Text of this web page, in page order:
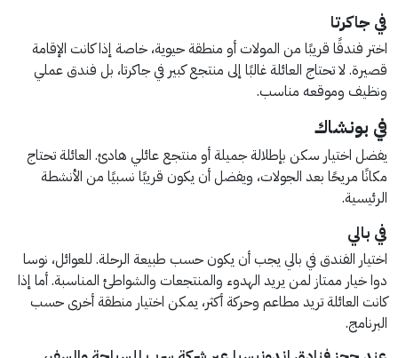
في جاكرتا
اختر فندقًا قريبًا من المولات أو منطقة حيوية، خاصة إذا كانت الإقامة
قصيرة. لا تحتاج العائلة غالبًا إلى منتجع كبير في جاكرتا، بل فندق عملي
ونظيف وموقعه مناسب.
في بونشاك
يفضل اختيار سكن بإطلالة جميلة أو منتجع عائلي هادئ. العائلة تحتاج
مكانًا مريحًا بعد الجولات، ويفضل أن يكون قريبًا نسبيًا من الأنشطة
الرئيسية.
في بالي
اختيار الفندق في بالي يجب أن يكون حسب طبيعة الرحلة. للعوائل، نوسا
دوا خيار ممتاز لمن يريد الهدوء والمنتجعات والشواطئ المناسبة. أما إذا
كانت العائلة تريد مطاعم وحركة أكثر، يمكن اختيار منطقة أخرى حسب
البرنامج.